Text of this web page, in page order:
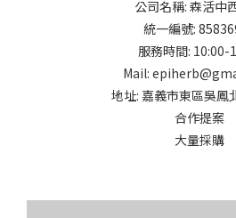
公司名稱: 森活中
統一編號:
服務時間: 10:00-
Mail:
地址: 嘉義市東區吳鳳
合作提案
大量採購